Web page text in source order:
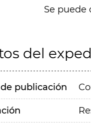
Se puede
del
publicación